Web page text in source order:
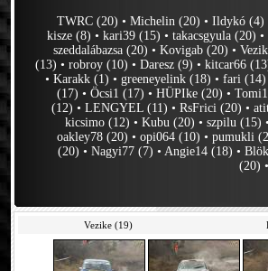
TWRC (20) •Michelin (20) •Ildykó (4)
kisze (8) •kari39 (15) •takacsgyula (20) •
szeddalábazsa (20) •Kovigab (20) •
(13) •robroy (10) •Daresz (9) •kitcar66
•Karakk (1) •greeneyelink (18) •fari (14)
(17) •Öcsi1 (17) •HÜPIke (20) •
(12) •LENGYEL (11) •RsFrici (20) •
kicsimo (12) •Kubu (20) •szpilu (15)
oakley78 (20) •opi064 (10) •pumukli
(20) •Nagyi77 (7) •Angie14 (18) •
(20)
Vezike (19)